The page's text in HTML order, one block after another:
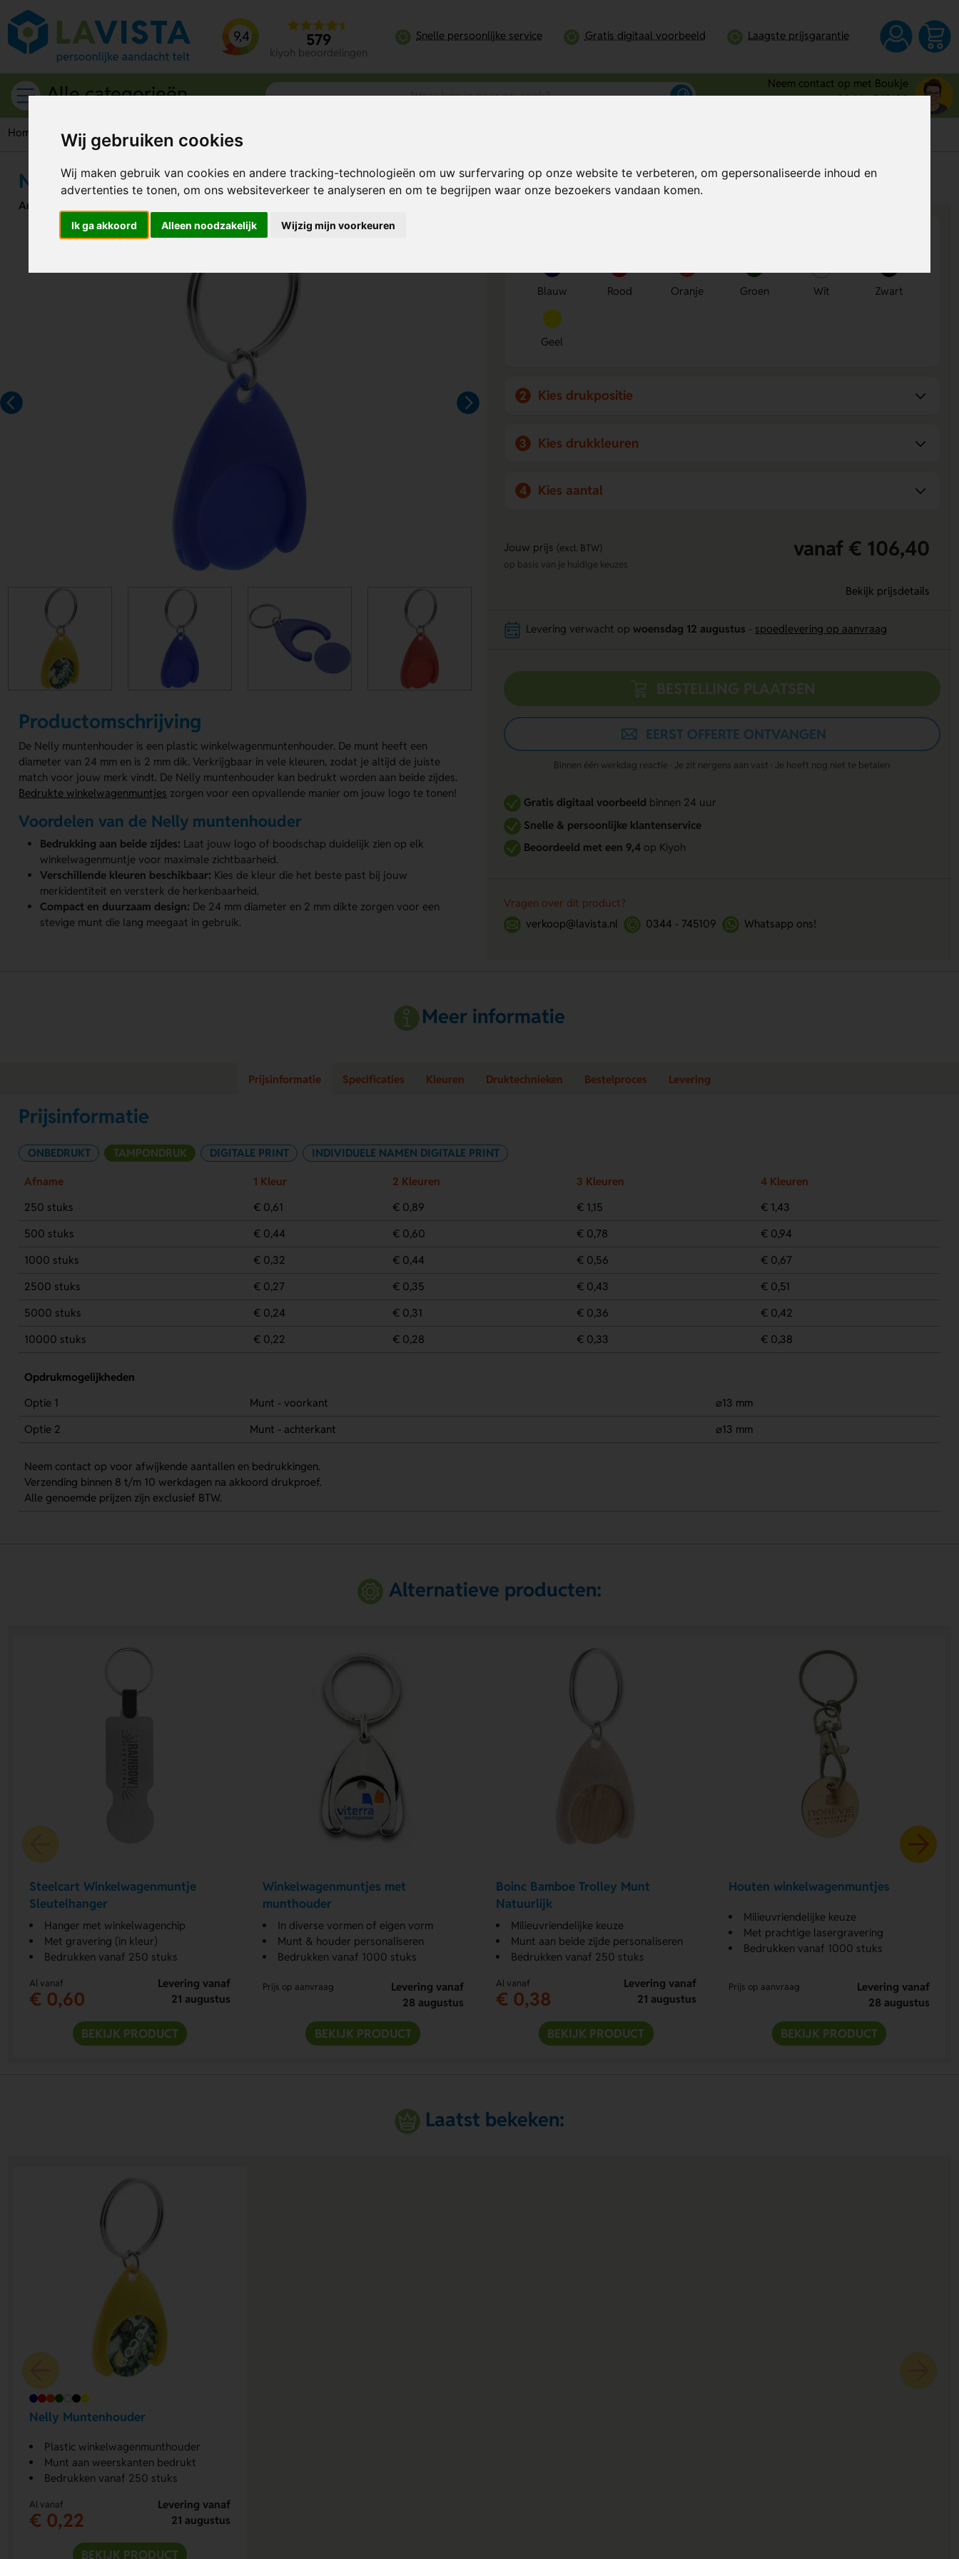
Wij gebruiken cookies
Wij maken gebruik van cookies en andere tracking-technologieën om uw surfervaring op onze website te verbeteren, om gepersonaliseerde inhoud en
advertenties te tonen, om ons websiteverkeer te analyseren en om te begrijpen waar onze bezoekers vandaan komen.
Ik ga akkoord Alleen noodzakelijk Wijzig mijn voorkeuren
9,4 579
kiyoh beoordelingen
Snelle persoonlijke service Gratis digitaal voorbeeld Laagste prijsgarantie
Alle categorieën
Neem contact op met Boukje
0344 - 745109
Home Giveaways Winkelwagenmuntjes
Nelly Muntenhouder
Artikelnummer:
Productomschrijving
De Nelly muntenhouder is een plastic winkelwagenmuntenhouder. De munt heeft een
diameter van 24 mm en is 2 mm dik. Verkrijgbaar in vele kleuren, zodat je altijd de juiste
match voor jouw merk vindt. De Nelly muntenhouder kan bedrukt worden aan beide zijdes.
Bedrukte winkelwagenmuntjes zorgen voor een opvallende manier om jouw logo te tonen!
Voordelen van de Nelly muntenhouder
Bedrukking aan beide zijdes: Laat jouw logo of boodschap duidelijk zien op elk
winkelwagenmuntje voor maximale zichtbaarheid.
Verschillende kleuren beschikbaar: Kies de kleur die het beste past bij jouw
merkidentiteit en versterk de herkenbaarheid.
Compact en duurzaam design: De 24 mm diameter en 2 mm dikte zorgen voor een
stevige munt die lang meegaat in gebruik.
Bereken mijn prijs Al vanaf€ 0,22 per stuk (excl. BTW)
Blauw Rood Oranje Groen Wit Zwart
Geel
2 Kies drukpositie
3 Kies drukkleuren
4 Kies aantal
Jouw prijs (excl. BTW) vanaf € 106,40
op basis van je huidige keuzes
Bekijk prijsdetails
Levering verwacht op woensdag 12 augustus spoedlevering op aanvraag
BESTELLING PLAATSEN
EERST OFFERTE ONTVANGEN
Binnen één werkdag reactie · Je zit nergens aan vast · Je hoeft nog niet te betalen
Gratis digitaal voorbeeldbinnen 24 uur
Snelle & persoonlijke klantenservice
Beoordeeld met een 9,4op Kiyoh
Vragen over dit product?
verkoop@lavista.nl
0344 - 745109 Whatsapp ons!
Meer informatie
Prijsinformatie Specificaties Kleuren Druktechnieken Bestelproces Levering
Prijsinformatie
ONBEDRUKT TAMPONDRUK DIGITALE PRINT INDIVIDUELE NAMEN DIGITALE PRINT
Afname 1 Kleur 2 Kleuren 3 Kleuren
4 Kleuren
250 stuks
€ 0,61 € 0,89 € 1,15
€ 1,43
500 stuks
€ 0,44 € 0,60 € 0,78
€ 0,94
1000 stuks
€ 0,32 € 0,44 € 0,56
€ 0,67
2500 stuks
€ 0,27 € 0,35 € 0,43
€ 0,51
5000 stuks
€ 0,24 € 0,31 € 0,36
€ 0,42
10000 stuks
€ 0,22 € 0,28 € 0,33 € 0,38
Opdrukmogelijkheden
Optie 1
Munt - voorkant
⌀13 mm
Optie 2
Munt - achterkant ⌀13 mm
Neem contact op voor afwijkende aantallen en bedrukkingen.
Verzending binnen 8 t/m 10 werkdagen na akkoord drukproef.
Alle genoemde prijzen zijn exclusief BTW.
Alternatieve producten:
Steelcart Winkelwagenmuntje
Sleutelhanger
Hanger met winkelwagenchip
Met gravering (in kleur)
Bedrukken vanaf 250 stuks
Al vanaf
€ 0,60
Levering vanaf
21 augustus
BEKIJK PRODUCT
Winkelwagenmuntjes met
munthouder
In diverse vormen of eigen vorm
Munt & houder personaliseren
Bedrukken vanaf 1000 stuks
Prijs op aanvraag
Levering vanaf
28 augustus
BEKIJK PRODUCT
Boinc Bamboe Trolley Munt
Natuurlijk
Milieuvriendelijke keuze
Munt aan beide zijde personaliseren
Bedrukken vanaf 250 stuks
Al vanaf
€ 0,38
Levering vanaf
21 augustus
BEKIJK PRODUCT
Houten winkelwagenmuntjes
Milieuvriendelijke keuze
Met prachtige lasergravering
Bedrukken vanaf 1000 stuks
Prijs op aanvraag
Levering vanaf
28 augustus
BEKIJK PRODUCT
Laatst bekeken:
Nelly Muntenhouder
Plastic winkelwagenmunthouder
Munt aan weerskanten bedrukt
Bedrukken vanaf 250 stuks
Al vanaf
€ 0,22
Levering vanaf
21 augustus
BEKIJK PRODUCT